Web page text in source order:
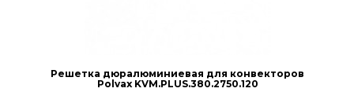
Решетка дюралюминиевая для конвекторов
Polvax KVM.PLUS.380.2750.120